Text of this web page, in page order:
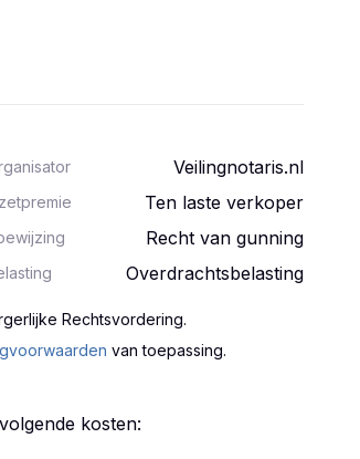
Veilingnotaris.nl
Ten laste verkoper
Recht van gunning
Overdrachtsbelasting
Rechtsvordering.
van toepassing.
kosten: